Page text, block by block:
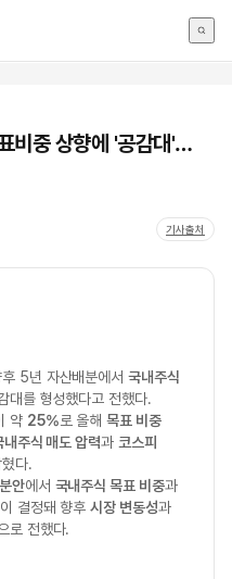
비중 상향에 '공감대'…
기사출처
후 5년 자산배분에서국내주식
대를 형성했다고 전했다.
약 25%로 올해목표 비중
내주식 매도 압력과 코스피
다.
안에서 국내주식 목표 비중과
결정돼 향후시장 변동성과
로 전했다.